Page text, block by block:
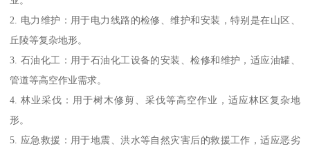
2. 电力维护：用于电力线路的检修、维护和安装，特别是在山区、
丘陵等复杂地形。
3. 石油化工：用于石油化工设备的安装、检修和维护，适应油罐、
管道等高空作业需求。
4. 林业采伐：用于树木修剪、采伐等高空作业，适应林区复杂地
形。
5. 应急救援：用于地震、洪水等自然灾害后的救援工作，适应恶劣